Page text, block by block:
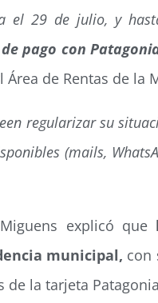
el 29 de julio, y
pago con
de Rentas de la
regularizar su
(mails,
explicó que
municipal, con
de la tarjeta